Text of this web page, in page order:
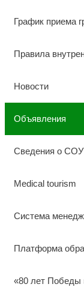
График приема
Правила
Новости
Объявления
Сведения о
Medical tourism
Система
Платформа
«80 лет Победы